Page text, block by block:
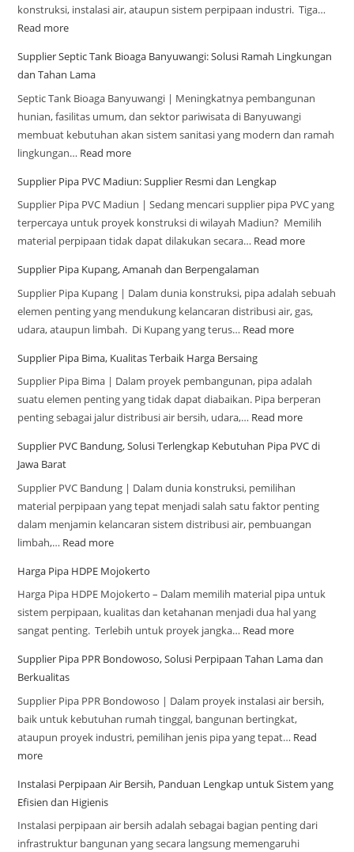
konstruksi, instalasi air, ataupun sistem perpipaan industri. Tiga…
Read more
Supplier Septic Tank Bioaga Banyuwangi: Solusi Ramah Lingkungan
dan Tahan Lama
Septic Tank Bioaga Banyuwangi | Meningkatnya pembangunan
hunian, fasilitas umum, dan sektor pariwisata di Banyuwangi
membuat kebutuhan akan sistem sanitasi yang modern dan ramah
lingkungan… Read more
Supplier Pipa PVC Madiun: Supplier Resmi dan Lengkap
Supplier Pipa PVC Madiun | Sedang mencari supplier pipa PVC yang
terpercaya untuk proyek konstruksi di wilayah Madiun? Memilih
material perpipaan tidak dapat dilakukan secara… Read more
Supplier Pipa Kupang, Amanah dan Berpengalaman
Supplier Pipa Kupang | Dalam dunia konstruksi, pipa adalah sebuah
elemen penting yang mendukung kelancaran distribusi air, gas,
udara, ataupun limbah. Di Kupang yang terus… Read more
Supplier Pipa Bima, Kualitas Terbaik Harga Bersaing
Supplier Pipa Bima | Dalam proyek pembangunan, pipa adalah
suatu elemen penting yang tidak dapat diabaikan. Pipa berperan
penting sebagai jalur distribusi air bersih, udara,… Read more
Supplier PVC Bandung, Solusi Terlengkap Kebutuhan Pipa PVC di
Jawa Barat
Supplier PVC Bandung | Dalam dunia konstruksi, pemilihan
material perpipaan yang tepat menjadi salah satu faktor penting
dalam menjamin kelancaran sistem distribusi air, pembuangan
limbah,… Read more
Harga Pipa HDPE Mojokerto
Harga Pipa HDPE Mojokerto – Dalam memilih material pipa untuk
sistem perpipaan, kualitas dan ketahanan menjadi dua hal yang
sangat penting. Terlebih untuk proyek jangka… Read more
Supplier Pipa PPR Bondowoso, Solusi Perpipaan Tahan Lama dan
Berkualitas
Supplier Pipa PPR Bondowoso | Dalam proyek instalasi air bersih,
baik untuk kebutuhan rumah tinggal, bangunan bertingkat,
ataupun proyek industri, pemilihan jenis pipa yang tepat… Read
more
Instalasi Perpipaan Air Bersih, Panduan Lengkap untuk Sistem yang
Efisien dan Higienis
Instalasi perpipaan air bersih adalah sebagai bagian penting dari
infrastruktur bangunan yang secara langsung memengaruhi